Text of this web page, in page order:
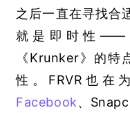
之后一直在寻找合
就是即时性——
《Krunker》的特
性。FRVR也在
Facebook、